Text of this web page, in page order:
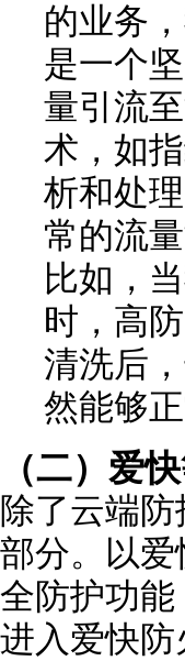
的业务
是一个
量引流
术，如
析和处
常的流
比如，
时，高
清洗后
然能够
（二）爱
除了云端
部分。以
全防护功
进入爱快